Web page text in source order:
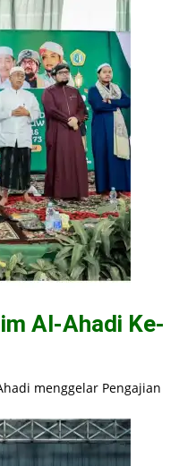
Al-Ahadi Ke-
menggelar Pengajian